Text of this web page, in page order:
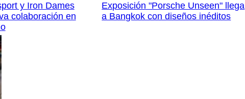
y Iron Dames
colaboración en
Exposición "Porsche Unseen" llega
a Bangkok con diseños inéditos